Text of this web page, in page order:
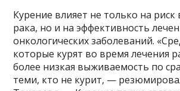
Курение влияет не только на
рака, но и на эффективность
онкологических заболеваний.
которые курят во время лечения
более низкая выживаемость по
теми, кто не курит, —